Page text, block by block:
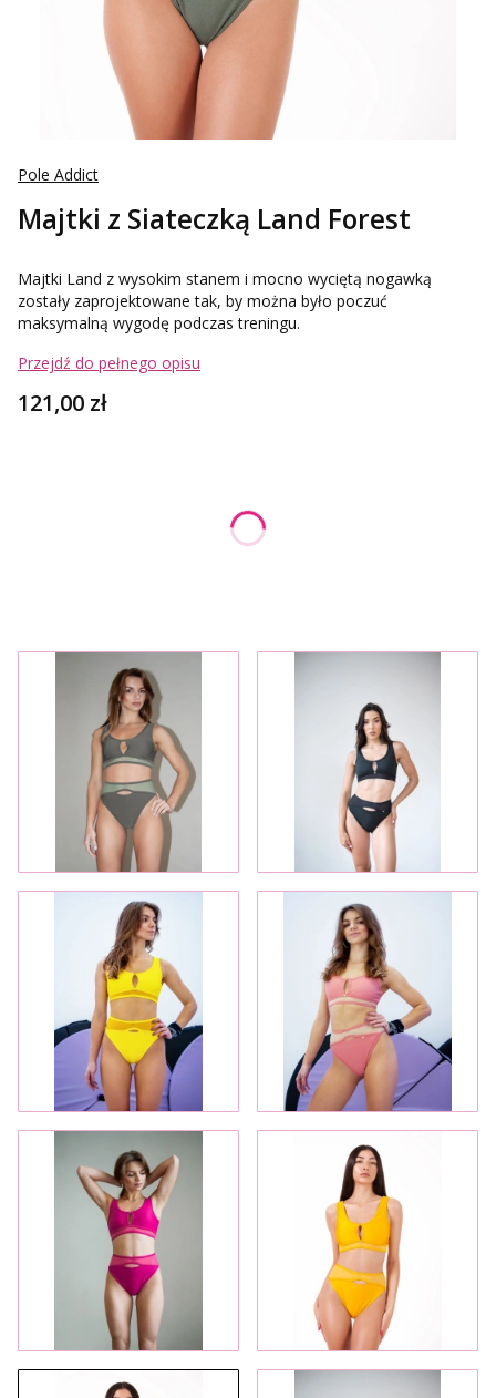
Pole Addict
Majtki z Siateczką Land Forest
Majtki Land z wysokim stanem i mocno wyciętą nogawką
zostały zaprojektowane tak, by można było poczuć
maksymalną wygodę podczas treningu.
Przejdź do pełnego opisu
Cena
121,00 zł